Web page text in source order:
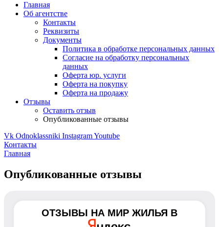
Главная
Об агентстве
Контакты
Реквизиты
Документы
Политика в обработке персональных данных
Согласие на обработку персональных
данных
Оферта юр. услуги
Оферта на покупку
Оферта на продажу
Отзывы
Оставить отзыв
Опубликованные отзывы
Vk Odnoklassniki InstagramYoutube
Контакты
Главная
Опубликованные отзывы
ОТЗЫВЫ НА МИР ЖИЛЬЯ В